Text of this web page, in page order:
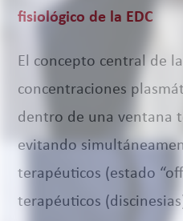
fisiológico de la EDC
El concepto central de
concentraciones
dentro de una ventana
evitando
terapéuticos (estado
terapéuticos